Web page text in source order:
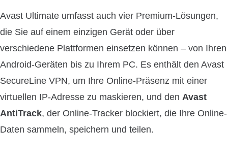
Avast Ultimate umfasst auch vier Premium-Lösungen,
die Sie auf einem einzigen Gerät oder über
verschiedene Plattformen einsetzen können – von Ihren
Android-Geräten bis zu Ihrem PC. Es enthält den Avast
SecureLine VPN, um Ihre Online-Präsenz mit einer
virtuellen IP-Adresse zu maskieren, und den Avast
AntiTrack, der Online-Tracker blockiert, die Ihre Online-
Daten sammeln, speichern und teilen.